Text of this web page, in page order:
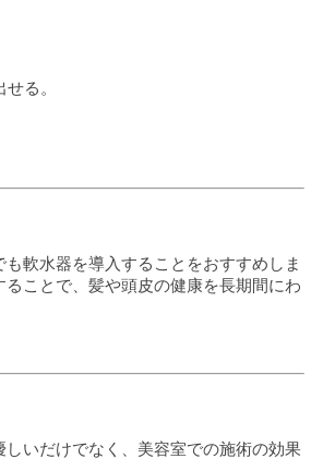
る。
軟水器を導入することをおすすめしま
ことで、髪や頭皮の健康を長期間にわ
いだけでなく、美容室での施術の効果